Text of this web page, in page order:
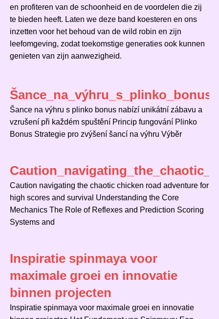
en profiteren van de schoonheid en de voordelen die zij
te bieden heeft. Laten we deze band koesteren en ons
inzetten voor het behoud van de wild robin en zijn
leefomgeving, zodat toekomstige generaties ook kunnen
genieten van zijn aanwezigheid.
Šance na výhru s plinko bonus nabízí unikátní zábavu a
vzrušení při každém spuštění Princip fungování Plinko
Bonus Strategie pro zvýšení šancí na výhru Výběr
Caution navigating the chaotic chicken road adventure for
high scores and survival Understanding the Core
Mechanics The Role of Reflexes and Prediction Scoring
Systems and
Inspiratie spinmaya voor
maximale groei en innovatie
binnen projecten
Inspiratie spinmaya voor maximale groei en innovatie